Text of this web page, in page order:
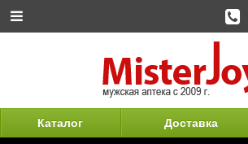
Каталог Доставка